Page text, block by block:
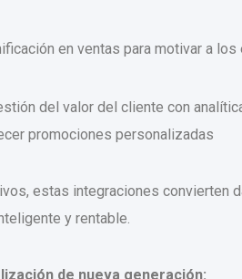
en ventas para motivar a
del valor del cliente con
promociones personalizadas
estas integraciones convierten
y rentable.
de nueva generación: